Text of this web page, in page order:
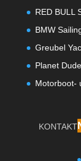
RED BULL
BMW
Greubel
Planet Dude
Motorboot-
KONTAKT